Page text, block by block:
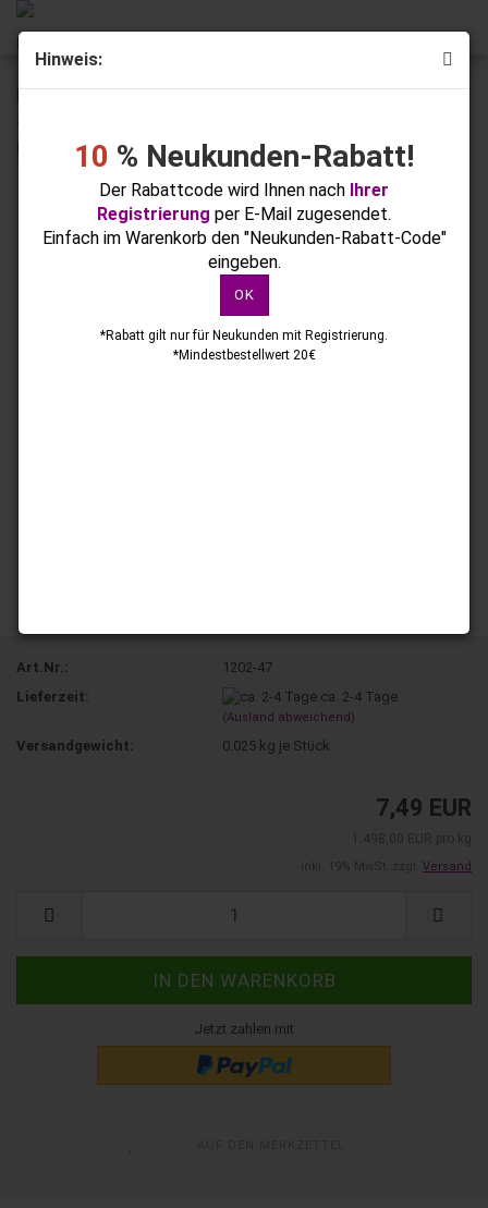
Hinweis:
10 % Neukunden-Rabatt!
Der Rabattcode wird Ihnen nach Ihrer
Registrierung per E-Mail zugesendet.
Einfach im Warenkorb den "Neukunden-Rabatt-Code"
eingeben.
OK
*Rabatt gilt nur für Neukunden mit Registrierung.
*Mindestbestellwert 20€
« Erster « zurück weiter »
Letzter »
259
Ice Crystal Pastell Rosé CG-47 5g
Art.Nr.:
1202-47
Lieferzeit:
ca. 2-4 Tage
(Ausland abweichend)
Versandgewicht: 0.025 kg je Stück
7,49 EUR
Versand
Jetzt zahlen mit